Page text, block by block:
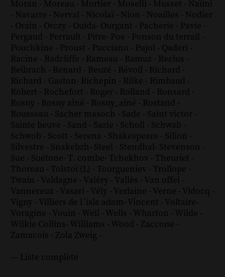
Moran - Moreau - Mortier - Moselli - Musset - Naïmi
- Navarre - Nerval - Nicolaï - Nion - Noailles - Nodier
- Orain - Orczy - Ouida- Ourgant - Pacherie - Pavie -
Pergaud - Perrault - Pitre- Poe - Ponson du terrail -
Pouchkine - Proust - Pucciano - Pujol - Qaderi -
Racine - Radcliffe - Rameau - Ramuz - Reclus -
Reibrach - Renard - Reuzé - Révoil - Richard -
Richard - Gaston- Richepin - Rilke - Rimbaud -
Robert - Rochefort - Roger - Rolland - Ronsard -
Rosny - Rosny aîné - Rosny_aîné - Rostand -
Rousseau - Sacher masoch - Sade - Saint victor -
Sainte beuve - Sand - Sazie - Scholl - Schwab -
Schwob - Scott - Serena - Shakespeare - Silion -
Silvestre - Snakebzh- Steel - Stendhal- Stevenson -
Sue - Suétone- T. combe- Tchekhov - Theuriet -
Thoreau - Tolstoï (L) - Tourgueniev - Trollope -
Twain - Valdagne - Valéry - Vallès - Van offel -
Vannereux - Vasari - Vély - Verlaine - Verne - Vidocq -
Vigny - Villiers de l´isle adam- Vincent - Voltaire-
Voragine - Vouin - Weil - Wells - Wharton - Wilde -
Wilkie Collins- Williams - Wood - Zaccone -
Zamacoïs - Zola Zweig -
--- Liste complète